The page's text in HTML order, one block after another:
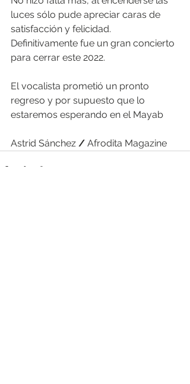
luces sólo pude apreciar caras de
satisfacción y felicidad.
Definitivamente fue un gran concierto
para cerrar este 2022.
El vocalista prometió un pronto
regreso y por supuesto que lo
estaremos esperando en el Mayab
Astrid Sánchez / Afrodita Magazine